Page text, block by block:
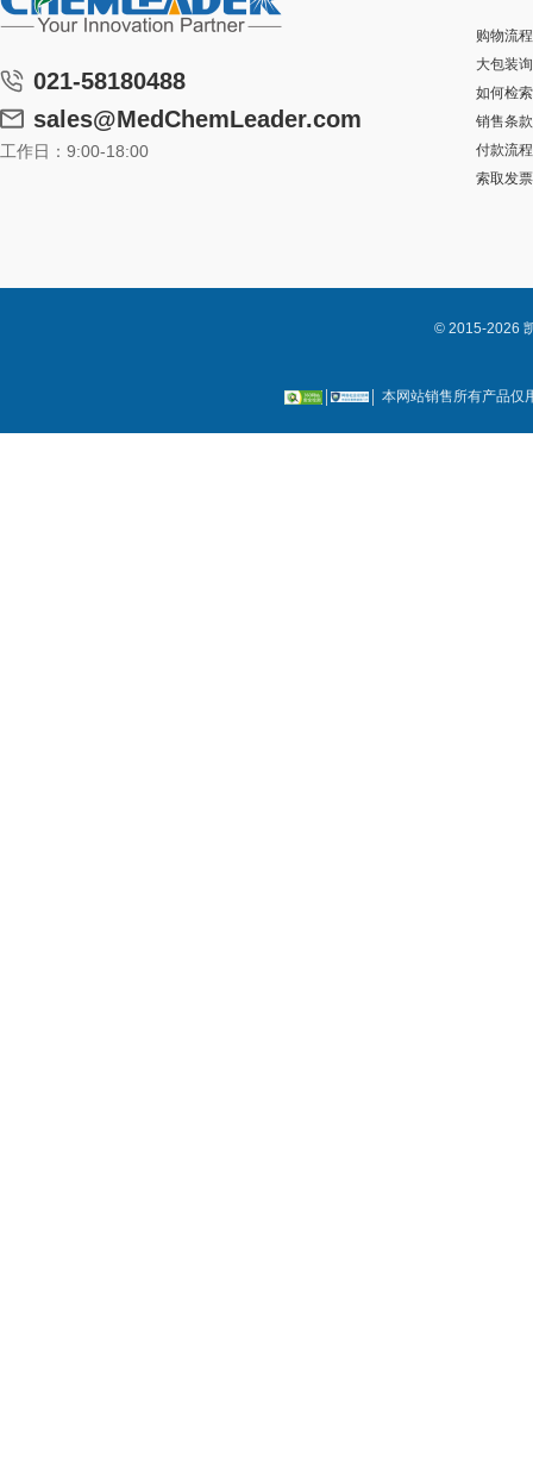
021-58180488
sales@MedChemLeader.com
工作日：9:00-18:00
购物流程
大包装
如何检索
销售条款
付款流程
索取发票
© 2015-2026
本网站销售所有产品仅